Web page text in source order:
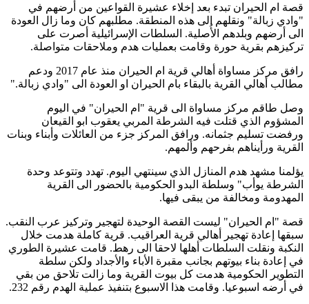
قصة ام الحيران تبدء بعد إخلاء عشيرة القواعين من أرضهم في
"وادي زبالة" ونقلهم الى هذه المنطقة. مطلبهم كان وما زال العودة
الى أرضهم وبلدهم الأُصلية. السلطات الإسرائيلية أصرت على
تركيزهم بقرية حورة وقامت بعمليات هدم وملاحقات متواصلة.
رافق مركز مساواة أهالي قرية ام الحيران منذ عام 2017 ودعم
مطالب أهالي القرية بالبقاء بام الحيران او العودة الى "وادي زبالة".
وصل طاقم مركز مساواة الى قرية "ام الحيران" في اليوم
المشؤوم الذي قتلت فيه الشرطة المربي يعقوب ابو القيعان
ورفضت تسليم جثمانه. ورافق المركز جزء من العائلات وأبناء وبنات
القرية ورأيناهم بفرحهم وألمهم.
يؤلمنا مشهد هدم المنازل الذي سينتهي اليوم. تهدد وتتوعد وحدة
الشرطة يوأب" وسلطة البدو الحكومية بالحضور الى القرية
المهدومة ومخالفة من يبقى فيها.
قصة "ام الحيران" ليست القصة الوحيدة لتهجير وتركيز عرب النقب.
سبقها إعادة تهجير أهالي قرية العراقيب. قرية كاملة هدمت خلال
النكبة ونقلت السلطات أهلها لاحقا الى رهط. قامت عشيرة الطوري
في إعادة بناء بيوتهم بجانب مقبرة الأباء والأجداد ولكن سلطة
التطوير الحكومية هدمت كل بيوت القرية وما زالت تلاحق من بقي
في أرضه اسبوعيا. وقامت هذا الاسبوع بتنفيذ عملية الهدم رقم 232
.